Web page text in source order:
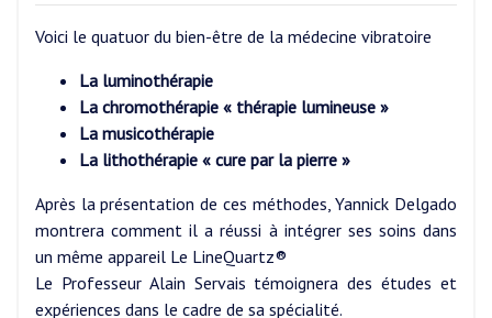
Voici le quatuor du bien-être de la médecine vibratoire
La luminothérapie
La chromothérapie « thérapie lumineuse »
La musicothérapie
La lithothérapie « cure par la pierre »
Après la présentation de ces méthodes, Yannick Delgado
montrera comment il a réussi à intégrer ses soins dans
un même appareil Le LineQuartz®
Le Professeur Alain Servais témoignera des études et
expériences dans le cadre de sa spécialité.